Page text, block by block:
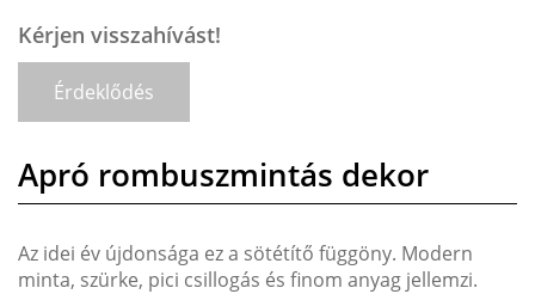
Kérjen visszahívást!
Érdeklődés
Apró rombuszmintás dekor
Az idei év újdonsága ez a sötétítő függöny. Modern
minta, szürke, pici csillogás és finom anyag jellemzi.